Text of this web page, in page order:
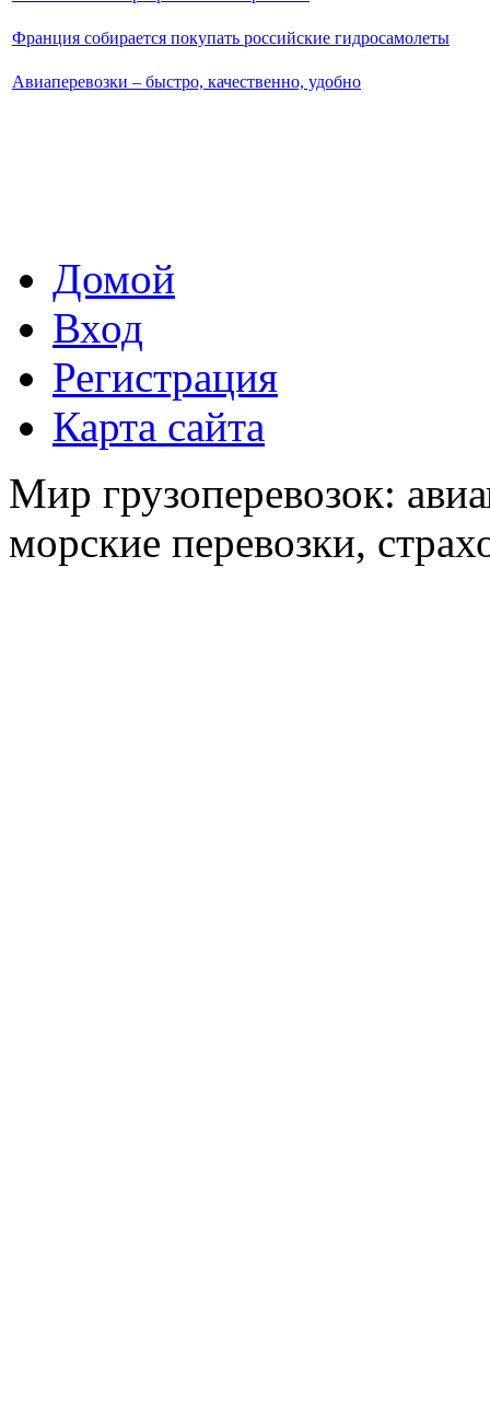
Франция собирается покупать российские гидросамолеты
Авиаперевозки – быстро, качественно, удобно
Домой
Вход
Регистрация
Карта сайта
Мир грузоперевозок:
морские перевозки,